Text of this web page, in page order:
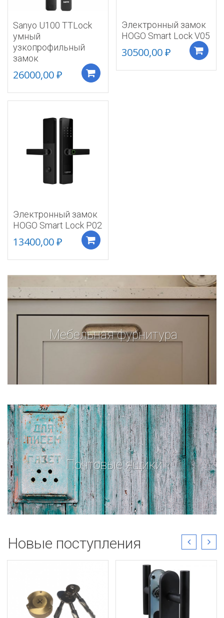
Sanyo U100 TTLock
умный
узкопрофильный
замок
26000,00₽
Электронный замок
HOGO Smart Lock V05
30500,00₽
Электронный замок
HOGO Smart Lock P02
13400,00₽
Мебельная фурнитура
Почтовые ящики
Новые поступления